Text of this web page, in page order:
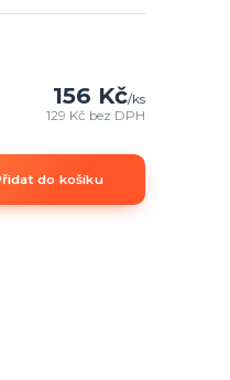
156 Kč/ks
129 Kč bez DPH
do košíku